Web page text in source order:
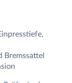
Bremssattel